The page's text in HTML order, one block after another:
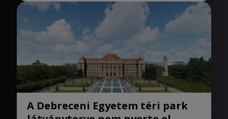
A Debreceni Egyetem téri park